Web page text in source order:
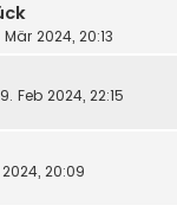
2024, 20:13
Feb 2024, 22:15
20:09